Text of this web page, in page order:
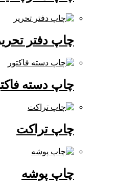
چاپ دفتر تحریر
چاپ دسته فاکتور
چاپ تراکت
چاپ پوشه